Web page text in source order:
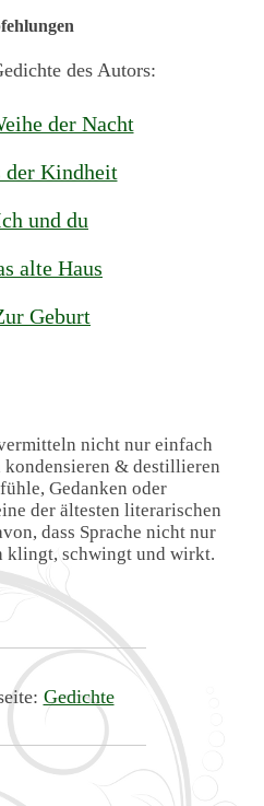
des Autors:
der Nacht
der Kindheit
und du
alte Haus
Geburt
nicht nur einfach
& destillieren
Gedanken oder
der ältesten literarischen
dass Sprache nicht nur
klingt, schwingt und wirkt.
Gedichte